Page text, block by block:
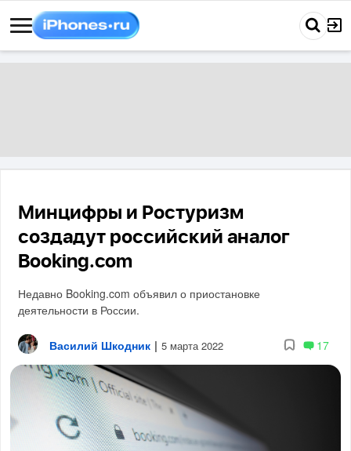
Минцифры и Ростуризм
создадут российский аналог
Booking.com
Недавно Booking.com объявил о приостановке
деятельности в России.
Василий Шкодник | 5 марта 2022 17